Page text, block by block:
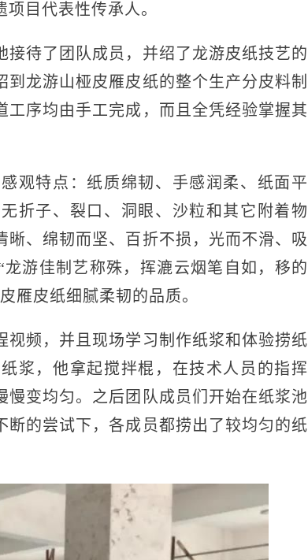
目代表性传承人。
待了团队成员，并绍了龙游皮纸技艺的
龙游山桠皮雁皮纸的整个生产分皮料制
序均由手工完成，而且全凭经验掌握其
特点：纸质绵韧、手感润柔、纸面平
折子、裂口、洞眼、沙粒和其它附着物
、绵韧而坚、百折不损，光而不滑、吸
游佳制艺称殊，挥漉云烟笔自如，移的
雁皮纸细腻柔韧的品质。
频，并且现场学习制作纸浆和体验捞纸
浆，他拿起搅拌棍，在技术人员的指挥
变均匀。之后团队成员们开始在纸浆池
的尝试下，各成员都捞出了较均匀的纸